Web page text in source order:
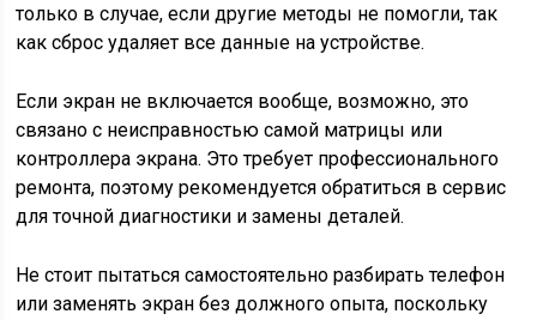
только в случае, если другие методы не помогли, так
как сброс удаляет все данные на устройстве.
Если экран не включается вообще, возможно, это
связано с неисправностью самой матрицы или
контроллера экрана. Это требует профессионального
ремонта, поэтому рекомендуется обратиться в сервис
для точной диагностики и замены деталей.
Не стоит пытаться самостоятельно разбирать телефон
или заменять экран без должного опыта, поскольку